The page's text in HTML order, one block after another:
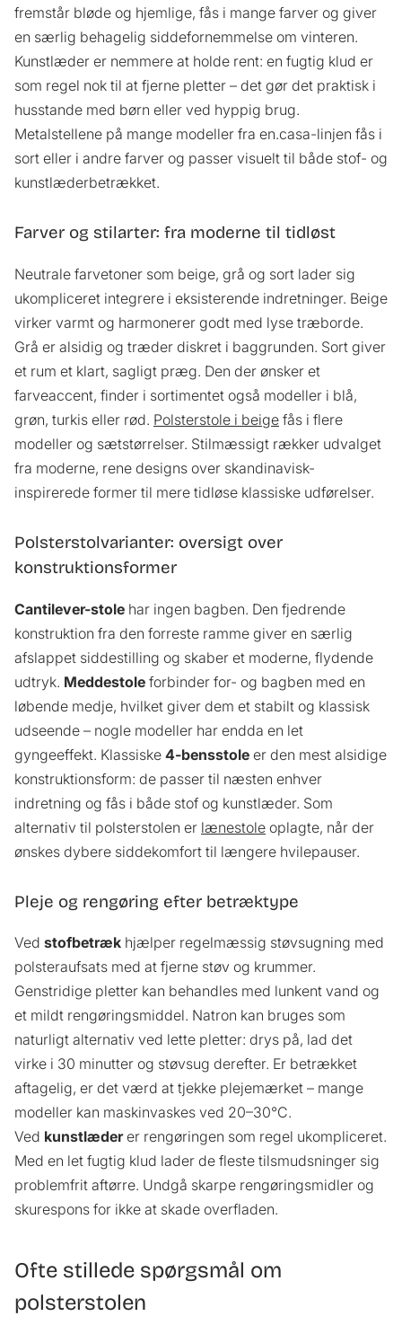
fremstår bløde og hjemlige, fås i mange farver og giver
en særlig behagelig siddefornemmelse om vinteren.
Kunstlæder er nemmere at holde rent: en fugtig klud er
som regel nok til at fjerne pletter – det gør det praktisk i
husstande med børn eller ved hyppig brug.
Metalstellene på mange modeller fra en.casa-linjen fås i
sort eller i andre farver og passer visuelt til både stof- og
kunstlæderbetrækket.
Farver og stilarter: fra moderne til tidløst
Neutrale farvetoner som beige, grå og sort lader sig
ukompliceret integrere i eksisterende indretninger. Beige
virker varmt og harmonerer godt med lyse træborde.
Grå er alsidig og træder diskret i baggrunden. Sort giver
et rum et klart, sagligt præg. Den der ønsker et
farveaccent, finder i sortimentet også modeller i blå,
grøn, turkis eller rød. Polsterstole i beige fås i flere
modeller og sætstørrelser. Stilmæssigt rækker udvalget
fra moderne, rene designs over skandinavisk-
inspirerede former til mere tidløse klassiske udførelser.
Polsterstolvarianter: oversigt over
konstruktionsformer
Cantilever-stole har ingen bagben. Den fjedrende
konstruktion fra den forreste ramme giver en særlig
afslappet siddestilling og skaber et moderne, flydende
udtryk. Meddestole forbinder for- og bagben med en
løbende medje, hvilket giver dem et stabilt og klassisk
udseende – nogle modeller har endda en let
gyngeeffekt. Klassiske 4-bensstole er den mest alsidige
konstruktionsform: de passer til næsten enhver
indretning og fås i både stof og kunstlæder. Som
alternativ til polsterstolen er lænestole oplagte, når der
ønskes dybere siddekomfort til længere hvilepauser.
Pleje og rengøring efter betræktype
Ved stofbetræk hjælper regelmæssig støvsugning med
polsteraufsats med at fjerne støv og krummer.
Genstridige pletter kan behandles med lunkent vand og
et mildt rengøringsmiddel. Natron kan bruges som
naturligt alternativ ved lette pletter: drys på, lad det
virke i 30 minutter og støvsug derefter. Er betrækket
aftagelig, er det værd at tjekke plejemærket – mange
modeller kan maskinvaskes ved 20–30°C.
Ved kunstlæderer rengøringen som regel ukompliceret.
Med en let fugtig klud lader de fleste tilsmudsninger sig
problemfrit aftørre. Undgå skarpe rengøringsmidler og
skurespons for ikke at skade overfladen.
Ofte stillede spørgsmål om
polsterstolen